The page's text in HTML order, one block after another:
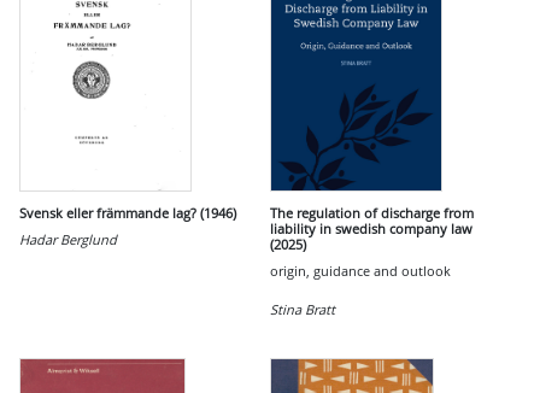
Svensk eller främmande lag? (1946)
Hadar Berglund
The regulation of discharge from
liability in swedish company law
(2025)
origin, guidance and outlook
Stina Bratt